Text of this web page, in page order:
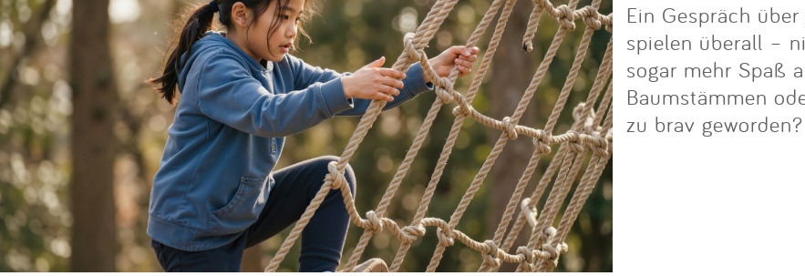
Ein Gespräch
spielen überall –
sogar mehr Spaß
Baumstämmen
zu brav geworden?